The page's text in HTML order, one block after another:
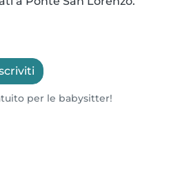
per le babysitter!